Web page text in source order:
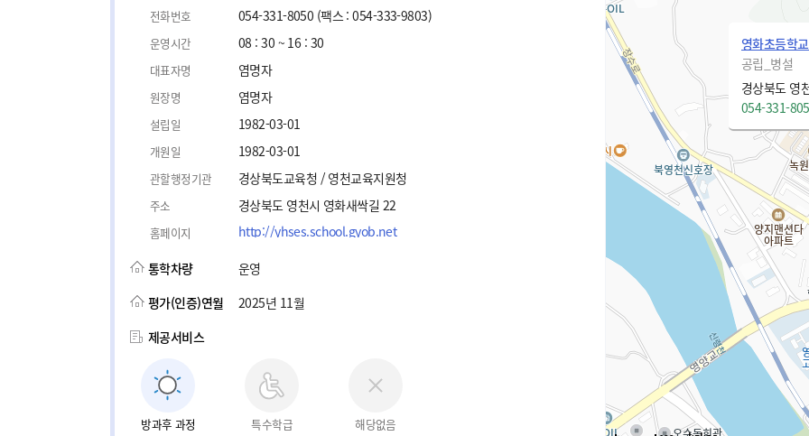
전화번호 054-331-8050 (팩스 : 054-333-9803)
운영시간 08 : 30 ~ 16 : 30
대표자명 염명자
원장명 염명자
설립일 1982-03-01
개원일 1982-03-01
관할행정기관 경상북도교육청 / 영천교육지원청
주소 경상북도 영천시 영화새싹길 22
홈페이지 http://yhses.school.gyob.net
통학차량
운영
평가(인증)연월
2025년 11월
제공서비스
방과후 과정 특수학급 해당없음
영화초등학
공립_병설
경상북도 영
054-331-